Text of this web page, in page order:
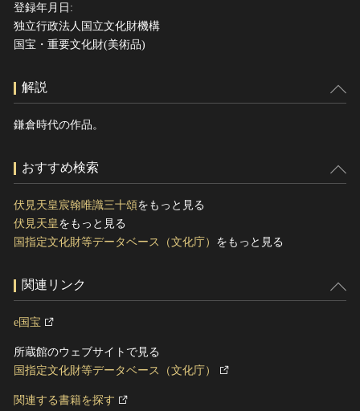
登録年月日:
独立行政法人国立文化財機構
国宝・重要文化財(美術品)
解説
鎌倉時代の作品。
おすすめ検索
伏見天皇宸翰唯識三十頌をもっと見る
伏見天皇 をもっと見る
国指定文化財等データベース（文化庁） をもっと見る
関連リンク
e国宝
所蔵館のウェブサイトで見る
国指定文化財等データベース（文化庁）
関連する書籍を探す